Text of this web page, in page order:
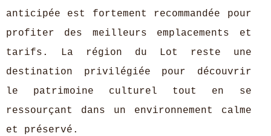
anticipée est fortement recommandée pour
profiter des meilleurs emplacements et
tarifs. La région du Lot reste une
destination privilégiée pour découvrir
le patrimoine culturel tout en se
ressourçant dans un environnement calme
et préservé.